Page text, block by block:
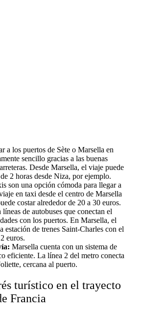
a los puertos de Sète o Marsella en
sencillo gracias a las buenas
Desde Marsella, el viaje puede
2 horas desde Niza, por ejemplo.
son una opción cómoda para llegar a
en taxi desde el centro de Marsella
costar alrededor de 20 a 30 euros.
líneas de autobuses que conectan el
con los puertos. En Marsella, el
estación de trenes Saint-Charles con el
euros.
Marsella cuenta con un sistema de
eficiente. La línea 2 del metro conecta
cercana al puerto.
turístico en el trayecto
Francia